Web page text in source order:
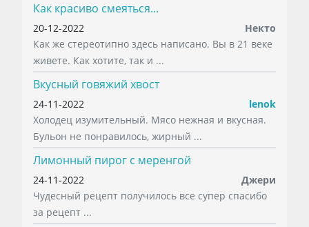
Как красиво смеяться...
20-12-2022
Некто
Как же стереотипно здесь написано. Вы в 21 веке
живете. Как хотите, так и ...
Вкусный говяжий хвост
24-11-2022
lenok
Холодец изумительный. Мясо нежная и вкусная.
Бульон не понравилось, жирный ...
Лимонный пирог с меренгой
24-11-2022
Джери
Чудесный рецепт получилось все супер спасибо
за рецепт ...